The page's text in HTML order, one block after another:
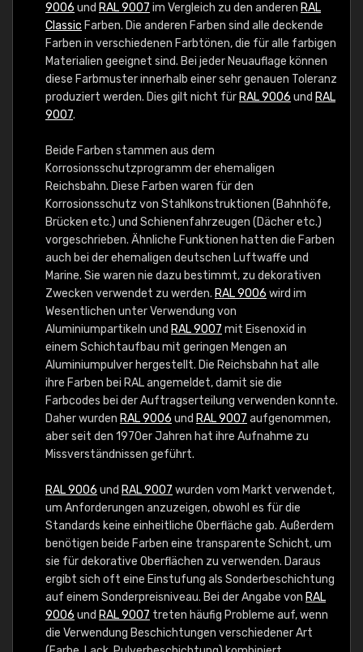
9006 und RAL 9007 im Vergleich zu den anderen RAL
Classic Farben. Die anderen Farben sind alle deckende
Farben in verschiedenen Farbtönen, die für alle farbigen
Materialien geeignet sind. Bei jeder Neuauflage können
diese Farbmuster innerhalb einer sehr genauen Toleranz
produziert werden. Dies gilt nicht für RAL 9006 und RAL
9007.
Beide Farben stammen aus dem
Korrosionsschutzprogramm der ehemaligen
Reichsbahn. Diese Farben waren für den
Korrosionsschutz von Stahlkonstruktionen (Bahnhöfe,
Brücken etc.) und Schienenfahrzeugen (Dächer etc.)
vorgeschrieben. Ähnliche Funktionen hatten die Farben
auch bei der ehemaligen deutschen Luftwaffe und
Marine. Sie waren nie dazu bestimmt, zu dekorativen
Zwecken verwendet zu werden. RAL 9006 wird im
Wesentlichen unter Verwendung von
Aluminiumpartikeln und RAL 9007 mit Eisenoxid in
einem Schichtaufbau mit geringen Mengen an
Aluminiumpulver hergestellt. Die Reichsbahn hat alle
ihre Farben bei RAL angemeldet, damit sie die
Farbcodes bei der Auftragserteilung verwenden konnte.
Daher wurden RAL 9006 und RAL 9007 aufgenommen,
aber seit den 1970er Jahren hat ihre Aufnahme zu
Missverständnissen geführt.
RAL 9006 und RAL 9007 wurden vom Markt verwendet,
um Anforderungen anzuzeigen, obwohl es für die
Standards keine einheitliche Oberfläche gab. Außerdem
benötigen beide Farben eine transparente Schicht, um
sie für dekorative Oberflächen zu verwenden. Daraus
ergibt sich oft eine Einstufung als Sonderbeschichtung
auf einem Sonderpreisniveau. Bei der Angabe von RAL
9006 und RAL 9007 treten häufig Probleme auf, wenn
die Verwendung Beschichtungen verschiedener Art